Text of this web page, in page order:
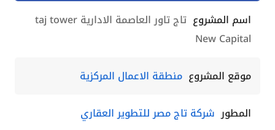
اسم المشروع
تاج تاور العاصمة الادارية taj tower
New Capital
موقع المشروع منطقة الاعمال المركزية
المطور شركة تاج مصر للتطوير العقاري